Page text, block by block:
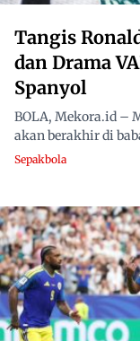
Tangis
dan Drama
Spanyol
BOLA, Mekora.id –
akan berakhir di
Sepakbola